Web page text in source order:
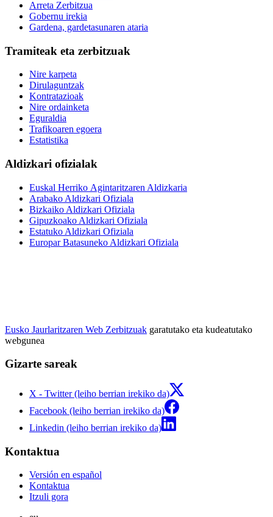
Arreta Zerbitzua
Gobernu irekia
Gardena, gardetasunaren ataria
Tramiteak eta zerbitzuak
Nire karpeta
Dirulaguntzak
Kontratazioak
Nire ordainketa
Eguraldia
Trafikoaren egoera
Estatistika
Aldizkari ofizialak
Euskal Herriko Agintaritzaren Aldizkaria
Arabako Aldizkari Ofiziala
Bizkaiko Aldizkari Ofiziala
Gipuzkoako Aldizkari Ofiziala
Estatuko Aldizkari Ofiziala
Europar Batasuneko Aldizkari Ofiziala
Eusko Jaurlaritzaren Web Zerbitzuak garatutako eta kudeatutako
webgunea
Gizarte sareak
X - Twitter (leiho berrian irekiko da)
Facebook (leiho berrian irekiko da)
Linkedin (leiho berrian irekiko da)
Kontaktua
Versión en español
Kontaktua
Itzuli gora